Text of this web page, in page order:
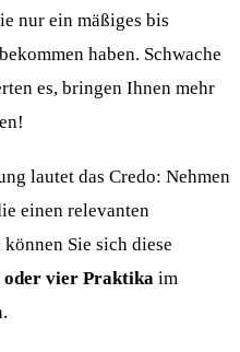
nur ein mäßiges bis
bekommen haben. Schwache
es, bringen Ihnen mehr
lautet das Credo: Nehmen
einen relevanten
Sie sich diese
oder vier Praktika im